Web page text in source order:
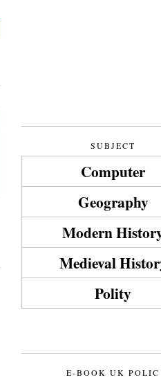
SUBJECT
Computer
Geography
Modern
Medieval
Polity
E-BOOK UK POLIC